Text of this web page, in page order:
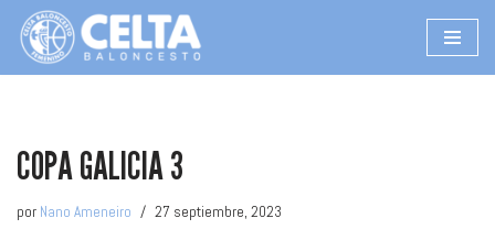
Saltar
COPA GALICIA 3
por Nano Ameneiro 27 septiembre, 2023